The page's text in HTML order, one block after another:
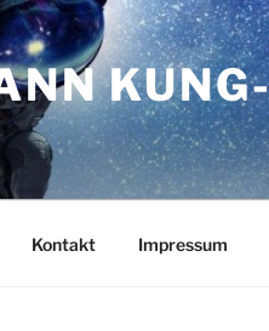
Kontakt Impressum